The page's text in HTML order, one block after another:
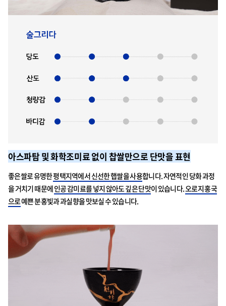
아스파탐 및 화학조미료 없이 찹쌀만으로 단맛을 표현
좋은쌀로 유명한평택지역에서 신선한 햅쌀을 사용합니다. 자연적인 당화 과정
을 거치기 때문에인공 감미료를 넣지 않아도 깊은 단맛이 있습니다.오로지 홍국
으로예쁜 분홍빛과 과실향을 맛보실 수 있습니다.